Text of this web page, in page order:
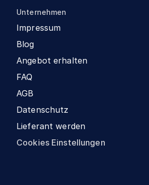
Unternehmen
Impressum
Blog
Angebot erhalten
FAQ
AGB
Datenschutz
Lieferant werden
Cookies Einstellungen